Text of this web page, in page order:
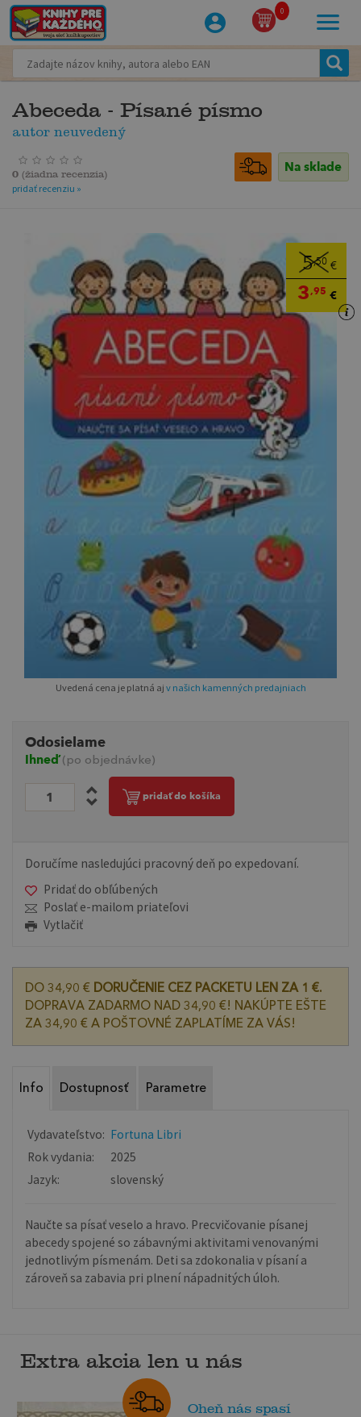
0
Abeceda - Písané písmo
autor neuvedený
Na sklade
0 (žiadna recenzia)
pridať recenziu »
5,50 €
3,95 €
Uvedená cena je platná aj v našich kamenných predajniach
Odosielame
Ihneď(po objednávke)
pridať do košíka
Doručíme nasledujúci pracovný deň po expedovaní.
Pridať do obľúbených
Poslať e-mailom priateľovi
Vytlačiť
DO 34,90 € DORUČENIE CEZ PACKETU LEN ZA 1 €.
DOPRAVA ZADARMO NAD 34,90 €! NAKÚPTE EŠTE
ZA 34,90 € A POŠTOVNÉ ZAPLATÍME ZA VÁS!
Info Dostupnosť Parametre
Vydavateľstvo: Fortuna Libri
Rok vydania:
2025
Jazyk:
slovenský
Naučte sa písať veselo a hravo. Precvičovanie písanej
abecedy spojené so zábavnými aktivitami venovanými
jednotlivým písmenám. Deti sa zdokonalia v písaní a
zároveň sa zabavia pri plnení nápadnitých úloh.
Extra akcia len u nás
Oheň nás spasí